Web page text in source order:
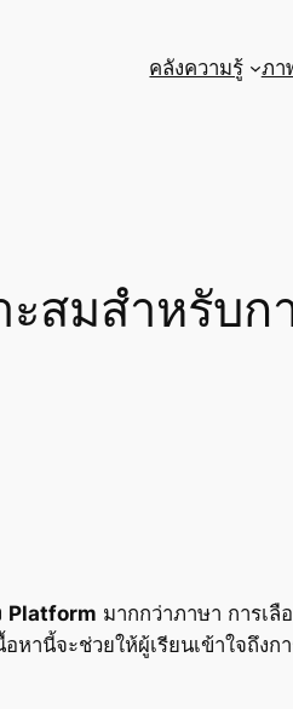
คลังความรู้ ภา
สมสำหรับก
Platform มากกว่าภาษา การเลื
านี้จะช่วยให้ผู้เรียนเข้าใจถึงกา